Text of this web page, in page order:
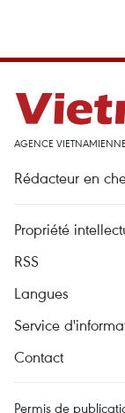
AGENCE
Rédacteur en
Propriété
RSS
Langues
Service
Contact
Permis de